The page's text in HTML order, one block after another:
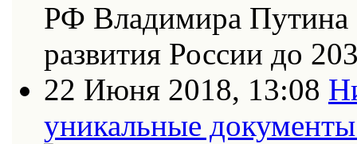
РФ Владимира Путина
развития России до
22 Июня 2018, 13:08
уникальные